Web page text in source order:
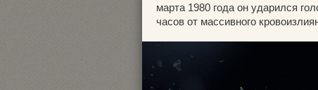
марта 1980 года он ударился
часов от массивного